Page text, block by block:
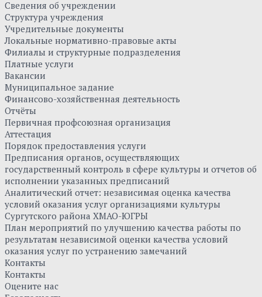
Сведения об учреждении
Структура учреждения
Учредительные документы
Локальные нормативно-правовые акты
Филиалы и структурные подразделения
Платные услуги
Вакансии
Муниципальное задание
Финансово-хозяйственная деятельность
Отчёты
Первичная профсоюзная организация
Аттестация
Порядок предоставления услуги
Предписания органов, осуществляющих
государственный контроль в сфере культуры и отчетов об
исполнении указанных предписаний
Аналитический отчет: независимая оценка качества
условий оказания услуг организациями культуры
Сургутского района ХМАО-ЮГРЫ
План мероприятий по улучшению качества работы по
результатам независимой оценки качества условий
оказания услуг по устранению замечаний
Контакты
Контакты
Оцените нас